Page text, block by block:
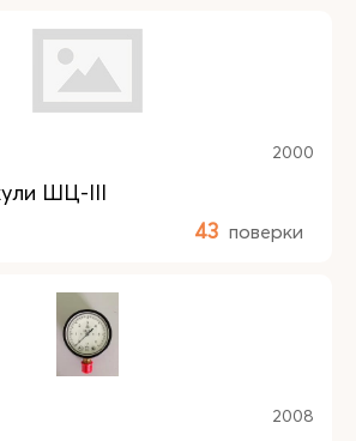
2000
ШЦ-III
43 поверки
2008